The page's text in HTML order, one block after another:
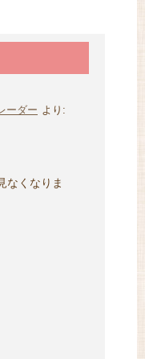
ーダー より:
なくなりま